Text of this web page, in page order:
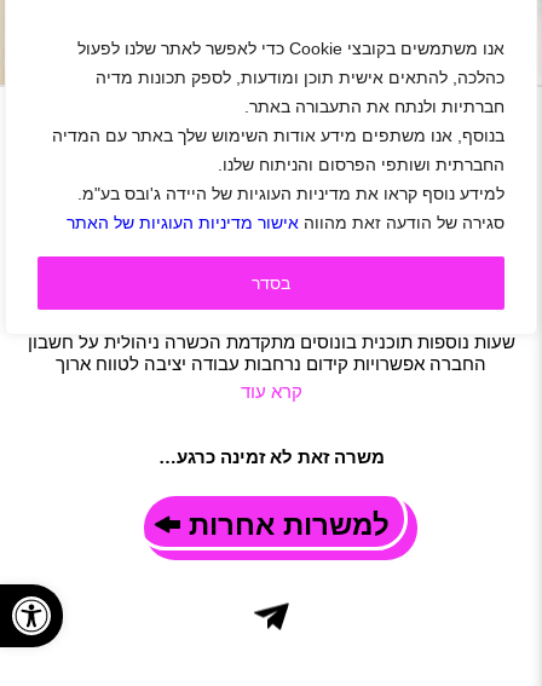
אנו משתמשים בקובצי Cookie כדי לאפשר לאתר שלנו לפעול
כהלכה, להתאים אישית תוכן ומודעות, לספק תכונות מדיה
חברתיות ולנתח את התעבורה באתר.
בנוסף, אנו משתפים מידע אודות השימוש שלך באתר עם המדיה
החברתית ושותפי הפרסום והניתוח שלנו.
למידע נוסף קראו את מדיניות העוגיות של היידה ג'ובס בע"מ.
סגירה של הודעה זאת מהווה אישור מדיניות העוגיות של האתר
בסדר
+
ההזדמנות שלך להוביל – רשת הסטוק מגייסת מנהל/ת
לסניף באזור השרון
אזור השרון|כפר סבא|נתניה| רעננה| חיילים משוחררים
תיאור משרה
שעות נוספות תוכנית בונוסים מתקדמת הכשרה ניהולית על חשבון
החברה אפשרויות קידום נרחבות עבודה יציבה לטווח ארוך
קרא עוד
משרה זאת לא זמינה כרגע…
למשרות אחרות